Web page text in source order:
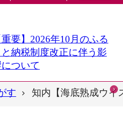
重要】2026年10月のふる
と納税制度改正に伴う影
ついて
す 知内【海底熟成ウイ